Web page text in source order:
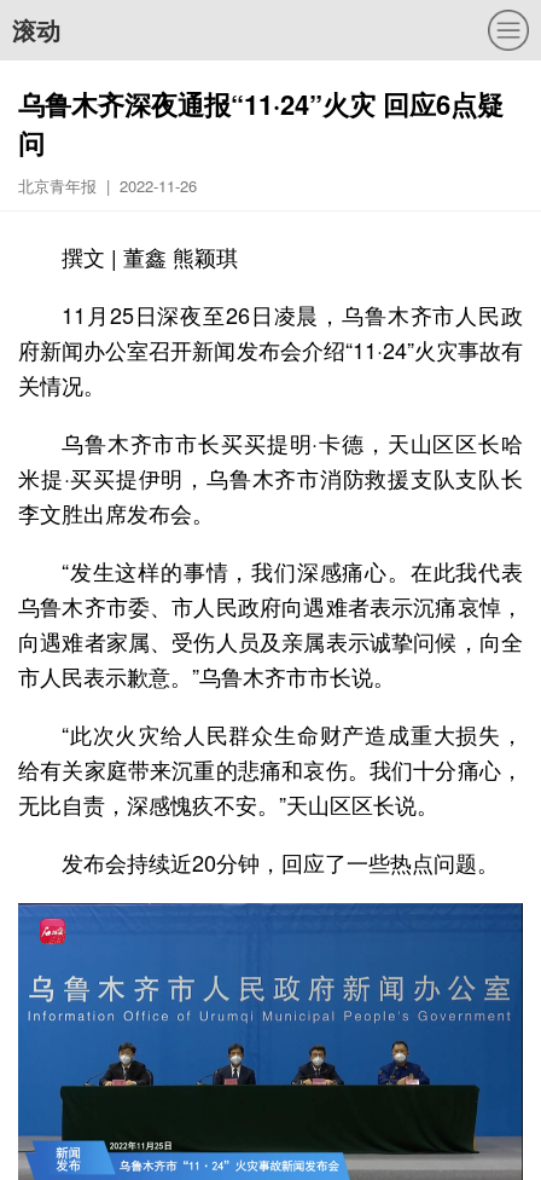
滚动
乌鲁木齐深夜通报“11·24”火灾 回应6点疑
问
北京青年报 | 2022-11-26
撰文 | 董鑫 熊颖琪
11月25日深夜至26日凌晨，乌鲁木齐市人民政
府新闻办公室召开新闻发布会介绍“11·24”火灾事故有
关情况。
乌鲁木齐市市长买买提明·卡德，天山区区长哈
米提·买买提伊明，乌鲁木齐市消防救援支队支队长
李文胜出席发布会。
“发生这样的事情，我们深感痛心。在此我代表
乌鲁木齐市委、市人民政府向遇难者表示沉痛哀悼，
向遇难者家属、受伤人员及亲属表示诚挚问候，向全
市人民表示歉意。”乌鲁木齐市市长说。
“此次火灾给人民群众生命财产造成重大损失，
给有关家庭带来沉重的悲痛和哀伤。我们十分痛心，
无比自责，深感愧疚不安。”天山区区长说。
发布会持续近20分钟，回应了一些热点问题。